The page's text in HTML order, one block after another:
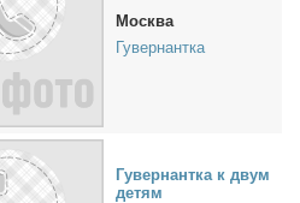
Москва
Гувернантка
Гу­вер­нант­ка к двум
де­тям